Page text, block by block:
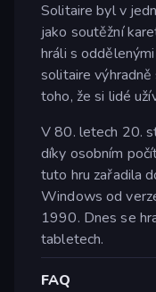
Solitaire byl v
jako soutěžní
hráli s
solitaire
toho, že si lidé
V 80. letech 20.
díky osobním
tuto hru zařadila
Windows od
1990. Dnes se
tabletech.
FAQ